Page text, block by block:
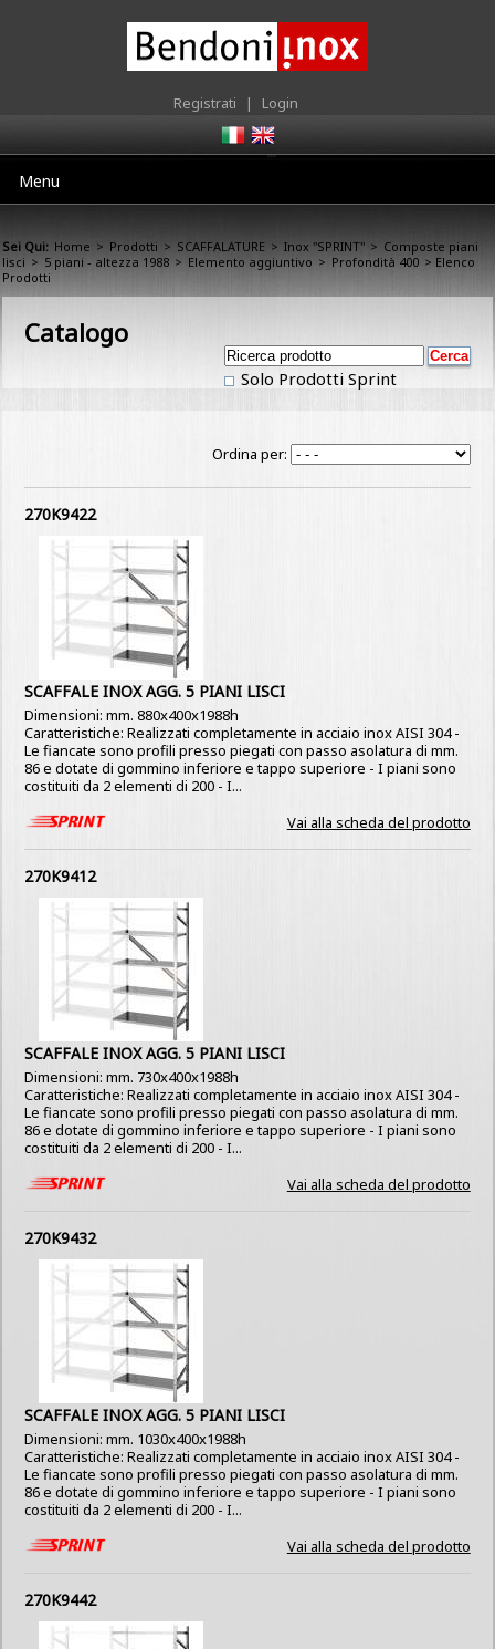
Registrati | Login
Menu
Sei Qui: Home > Prodotti > SCAFFALATURE > Inox "SPRINT" > Composte piani
lisci > 5 piani - altezza 1988 > Elemento aggiuntivo > Profondità 400 > Elenco
Prodotti
Catalogo
Solo Prodotti Sprint
Ordina per:
270K9422
SCAFFALE INOX AGG. 5 PIANI LISCI
Dimensioni: mm. 880x400x1988h
Caratteristiche: Realizzati completamente in acciaio inox AISI 304 -
Le fiancate sono profili presso piegati con passo asolatura di mm.
86 e dotate di gommino inferiore e tappo superiore - I piani sono
costituiti da 2 elementi di 200 - I...
Vai alla scheda del prodotto
270K9412
SCAFFALE INOX AGG. 5 PIANI LISCI
Dimensioni: mm. 730x400x1988h
Caratteristiche: Realizzati completamente in acciaio inox AISI 304 -
Le fiancate sono profili presso piegati con passo asolatura di mm.
86 e dotate di gommino inferiore e tappo superiore - I piani sono
costituiti da 2 elementi di 200 - I...
Vai alla scheda del prodotto
270K9432
SCAFFALE INOX AGG. 5 PIANI LISCI
Dimensioni: mm. 1030x400x1988h
Caratteristiche: Realizzati completamente in acciaio inox AISI 304 -
Le fiancate sono profili presso piegati con passo asolatura di mm.
86 e dotate di gommino inferiore e tappo superiore - I piani sono
costituiti da 2 elementi di 200 - I...
Vai alla scheda del prodotto
270K9442